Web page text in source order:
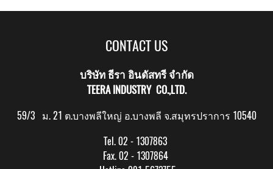
CONTACT US
บริษัท ธีรา อินดัสทรี จำกัด
TEERA INDUSTRY CO.,LTD.
59/3 ม. 21 ต.บางพลีใหญ่ อ.บางพลี จ.สมุทรปราการ 10540
Tel. 02 - 1307863
Fax. 02 - 1307864